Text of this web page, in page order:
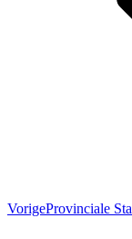
VorigeVorig
Provinciale